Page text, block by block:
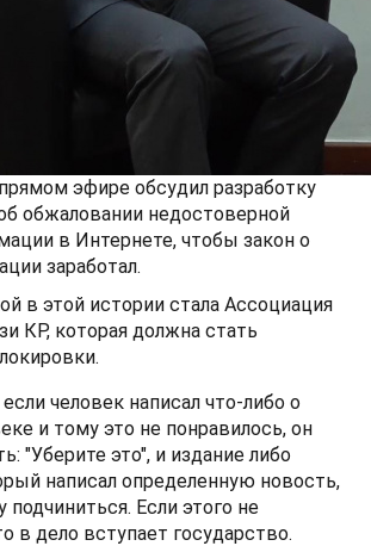
эфире обсудил разработку
обжаловании недостоверной
в Интернете, чтобы закон о
заработал.
в этой истории стала Ассоциация
КР, которая должна стать
если человек написал что-либо о
и тому это не понравилось, он
"Уберите это", и издание либо
написал определенную новость,
Если этого не
в дело вступает государство.